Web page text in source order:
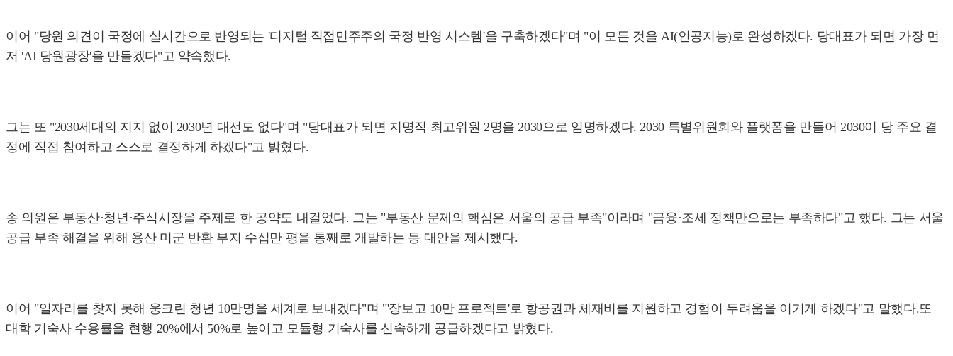
이어 "당원 의견이 국정에 실시간으로 반영되는 '디지털 직접민주주의 국정 반영 시스템'을 구축하겠다"며 "이 모든 것을 AI(인공지능)로 완성하겠다. 당대표가 되면 가장 먼
저 'AI 당원광장'을 만들겠다"고 약속했다.
그는 또 "2030세대의 지지 없이 2030년 대선도 없다"며 "당대표가 되면 지명직 최고위원 2명을 2030으로 임명하겠다. 2030 특별위원회와 플랫폼을 만들어 2030이 당 주요 결
정에 직접 참여하고 스스로 결정하게 하겠다"고 밝혔다.
송 의원은 부동산·청년·주식시장을 주제로 한 공약도 내걸었다. 그는 "부동산 문제의 핵심은 서울의 공급 부족"이라며 "금융·조세 정책만으로는 부족하다"고 했다. 그는 서울
공급 부족 해결을 위해 용산 미군 반환 부지 수십만 평을 통째로 개발하는 등 대안을 제시했다.
이어 "일자리를 찾지 못해 웅크린 청년 10만명을 세계로 보내겠다"며 "'장보고 10만 프로젝트'로 항공권과 체재비를 지원하고 경험이 두려움을 이기게 하겠다"고 말했다.또
대학 기숙사 수용률을 현행 20%에서 50%로 높이고 모듈형 기숙사를 신속하게 공급하겠다고 밝혔다.